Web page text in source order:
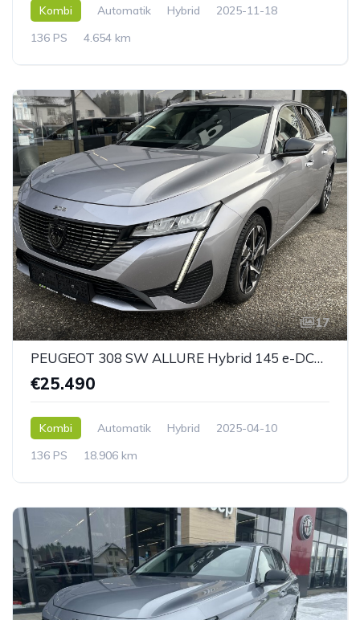
Kombi Automatik Hybrid
2025-11-18
136 PS
4.654 km
17
PEUGEOT 308 SW ALLURE Hybrid 145 e-DCS6
€25.490
Kombi Automatik Hybrid
2025-04-10
136 PS
18.906 km